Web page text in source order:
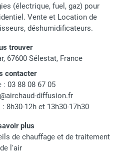
(électrique, fuel, gaz) pour
Vente et Location de
déshumidificateurs.
trouver
67600 Sélestat, France
contacter
: 03 88 08 67 05
diffusion.fr
8h30-12h et 13h30-17h30
plus
de chauffage et de traitement
de l'air